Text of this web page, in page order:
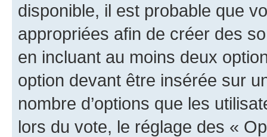
disponible, il est probable que
appropriées afin de créer des
en incluant au moins deux
option devant être insérée sur
nombre d’options que les
lors du vote, le réglage des «